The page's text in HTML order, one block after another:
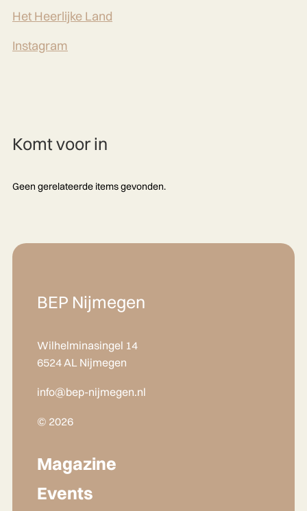
Het Heerlijke Land
Instagram
Komt voor in
Geen gerelateerde items gevonden.
BEP Nijmegen
Wilhelminasingel 14
6524 AL Nijmegen
info@bep-nijmegen.nl
© 2026
Magazine
Events